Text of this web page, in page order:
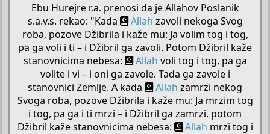
Ebu Hurejre r.a. prenosi da je Allahov Poslanik
s.a.v.s. rekao: "Kada
Allah zavoli nekoga Svog
roba, pozove Džibrila i kaže mu: Ja volim tog i tog,
pa ga voli i ti – i Džibril ga zavoli. Potom Džibril kaže
stanovnicima nebesa:
Allah voli tog i tog, pa ga
volite i vi – i oni ga zavole. Tada ga zavole i
stanovnici Zemlje. A kada
Allah zamrzi nekog
Svoga roba, pozove Džibrila i kaže mu: Ja mrzim tog
i tog, pa ga i ti mrzi – i Džibril ga zamrzi. potom
Džibril kaže stanovnicima nebesa:
Allah mrzi tog i